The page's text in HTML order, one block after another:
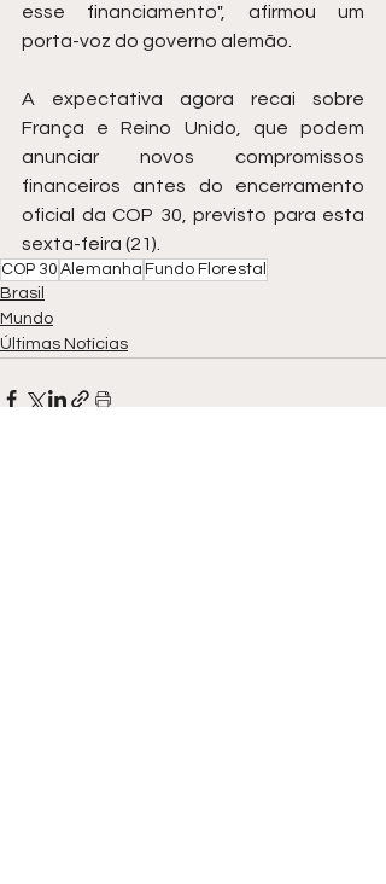
esse financiamento", afirmou um
porta-voz do governo alemão.
A expectativa agora recai sobre
França e Reino Unido, que podem
anunciar novos compromissos
financeiros antes do encerramento
oficial da COP 30, previsto para esta
sexta-feira (21).
COP 30 Alemanha Fundo Florestal
Brasil
Mundo
Últimas Notícias